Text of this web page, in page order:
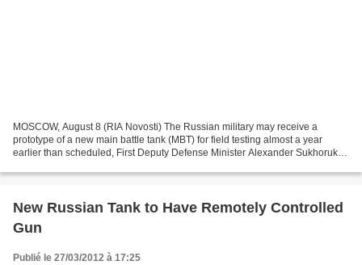
MOSCOW, August 8 (RIA Novosti) The Russian military may receive a
prototype of a new main battle tank (MBT) for field testing almost a year
earlier than scheduled, First Deputy Defense Minister Alexander Sukhorukov
New Russian Tank to Have Remotely Controlled
Gun
Publié le 27/03/2012 à 17:25